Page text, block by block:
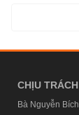
CHỊU
Bà Nguyễn